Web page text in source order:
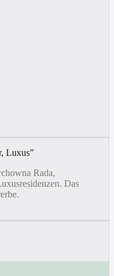
Luxus”
Rada,
Das